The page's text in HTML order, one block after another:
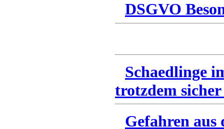
DSGVO
Schaedlinge
trotzdem
Gefahren